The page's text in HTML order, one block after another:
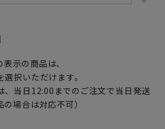
表示の商品は、
択いただけます。
、当日12:00までのご注文で当日発送
場合は対応不可）